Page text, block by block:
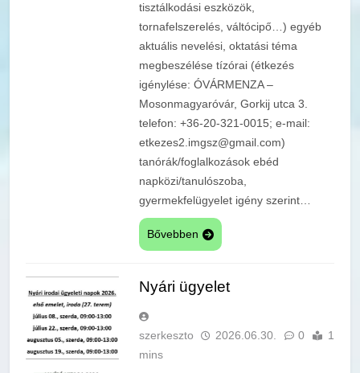
tisztálkodási eszközök,
tornafelszerelés, váltócipő…) egyéb
aktuális nevelési, oktatási téma
megbeszélése tízórai (étkezés
igénylése: ÓVÁRMENZA –
Mosonmagyaróvár, Gorkij utca 3.
telefon: +36-20-321-0015; e-mail:
etkezes2.imgsz@gmail.com)
tanórák/foglalkozások ebéd
napközi/tanulószoba,
gyermekfelügyelet igény szerint…
Bővebben
Nyári ügyelet
szerkeszto 2026.06.30. 0
1
mins